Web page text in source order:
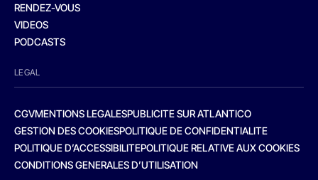
RENDEZ-VOUS
VIDEOS
PODCASTS
LEGAL
CGVMENTIONS LEGALESPUBLICITE SUR ATLANTICO
GESTION DES COOKIESPOLITIQUE DE CONFIDENTIALITE
POLITIQUE D’ACCESSIBILITEPOLITIQUE RELATIVE AUX COOKIES
CONDITIONS GENERALES D’UTILISATION